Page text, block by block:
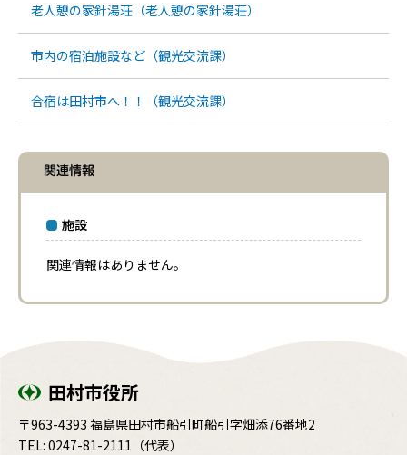
老人憩の家針湯荘（老人憩の家針湯荘）
市内の宿泊施設など（観光交流課）
合宿は田村市へ！！（観光交流課）
関連情報
施設
関連情報はありません。
田村市役所
〒963-4393 福島県田村市船引町船引字畑添76番地2
TEL: 0247-81-2111 （代表）